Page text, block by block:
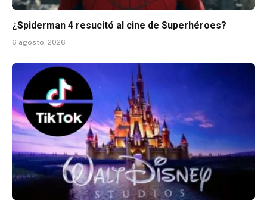
¿Spiderman 4 resucitó al cine de Superhéroes?
6 agosto, 2026